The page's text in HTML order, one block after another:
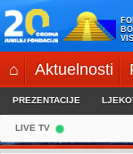
Skip
to
content
⌂ Aktuelnosti
PREZENTACIJE
LIVE TV